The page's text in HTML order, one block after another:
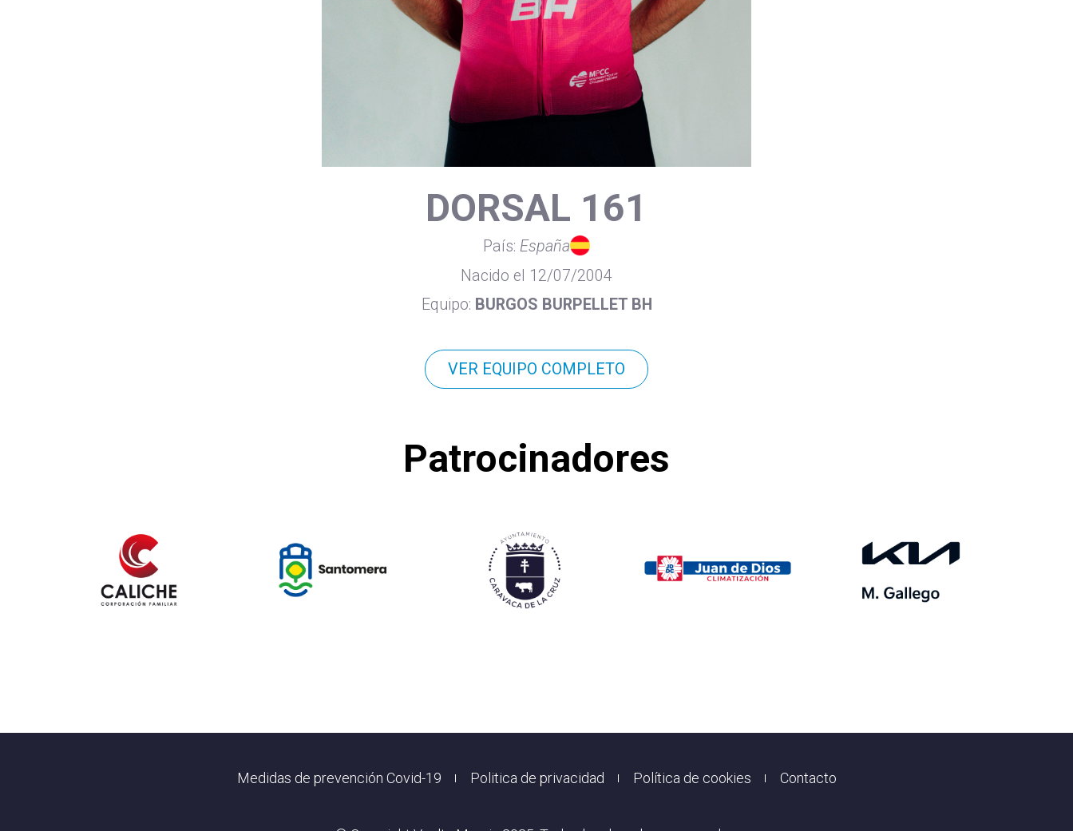
DORSAL 161
País: España
Nacido el 12/07/2004
Equipo: BURGOS BURPELLET BH
VER EQUIPO COMPLETO
Patrocinadores
Medidas de prevención Covid-19 Politica de privacidad Política de cookies Contacto